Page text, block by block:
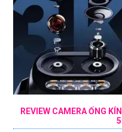
REVIEW CAMERA ỐNG